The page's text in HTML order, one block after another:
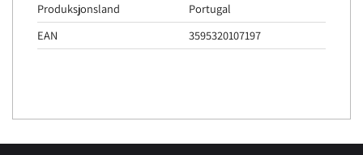
Produksjonsland
Portugal
EAN
3595320107197